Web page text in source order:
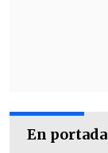
En portada